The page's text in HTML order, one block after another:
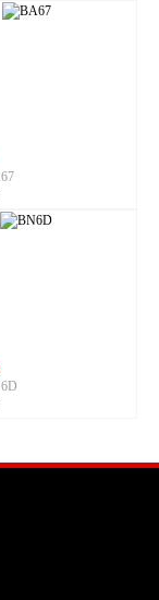
Batería para LT60
Batería para S7105